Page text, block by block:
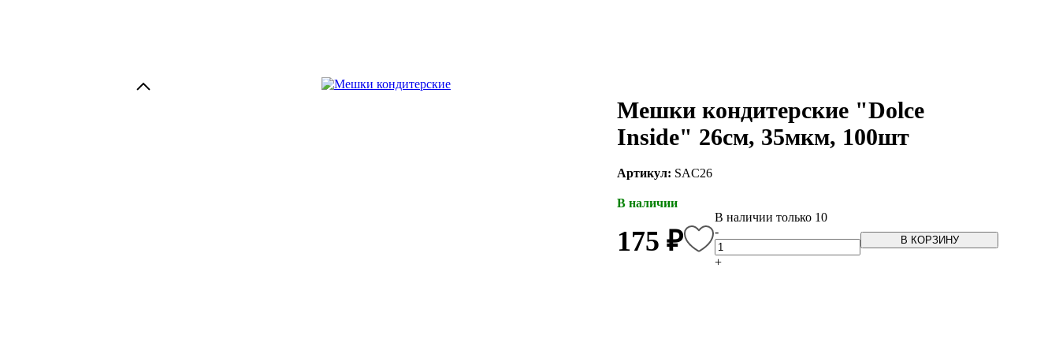
Мешки кондитерские "Dolce
Inside" 26см, 35мкм, 100шт
Артикул: SAC26
В наличии
175 ₽
В наличии только 10
-
+
В КОРЗИНУ